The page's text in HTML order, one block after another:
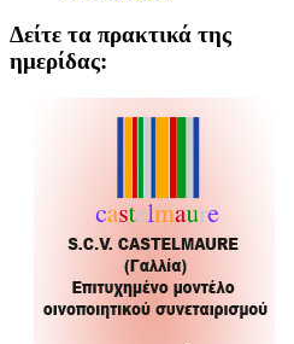
Δείτε τα πρακτικά της
ημερίδας: